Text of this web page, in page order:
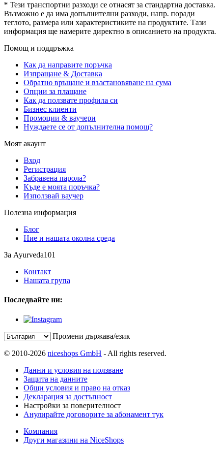
* Тези транспортни разходи се отнасят за стандартна доставка.
Възможно е да има допълнителни разходи, напр. поради
теглото, размера или характеристиките на продуктите. Тази
информация ще намерите директно в описанието на продукта.
Помощ и поддръжка
Как да направите поръчка
Изпращане & Доставка
Обратно връщане и възстановяване на сума
Опции за плащане
Как да ползвате профила си
Бизнес клиенти
Промоции & ваучери
Нуждаете се от допълнителна помощ?
Моят акаунт
Вход
Регистрация
Забравена парола?
Къде е моята поръчка?
Използвай ваучер
Полезна информация
Блог
Ние и нашата околна среда
За Ayurveda101
Контакт
Нашата група
Последвайте ни:
Промени държава/език
© 2010-2026 niceshops GmbH - All rights reserved.
Данни и условия на ползване
Защита на данните
Общи условия и право на отказ
Декларация за достъпност
Настройки за поверителност
Анулирайте договорите за абонамент тук
Компания
Други магазини на NiceShops